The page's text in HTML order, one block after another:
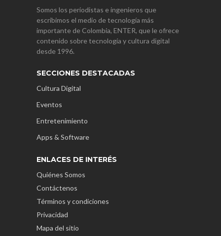
Somos los periodistas e ingenieros que
escribimos el medio de tecnología más
importante de Colombia, ENTER, que le ofrece
contenido sobre tecnología y cultura digital
desde 1996.
SECCIONES DESTACADAS
Cultura Digital
Eventos
Entretenimiento
Apps & Software
ENLACES DE INTERÉS
Quiénes Somos
Contáctenos
Términos y condiciones
Privacidad
Mapa del sitio